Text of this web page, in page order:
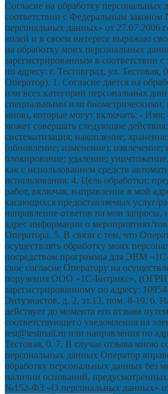
Согласие на обработку
соответствии с Федеральным
персональных данных» от 27.07.2006
волей и в своем интересе выражаю
на обработку моих персональных
зарегистрированным в соответствии
по адресу: г. Тестовград, ул. Тестовая,
Оператор). 1. Согласие дается на
или всех категорий персональных
специальными или биометрическими,
мною, которые могут включать: -
может совершать следующие действия:
систематизация; накопление;
(обновление, изменение); извлечение;
блокирование; удаление;
как с использованием средств
использования. 4. Цель обработки:
работ, включая, направление в мой
касающихся предоставляемых услуг/
направление ответов на мои запросы,
адрес информации о мероприятиях/
Оператора. 5. В связи с тем, что
осуществлять обработку моих
посредством программы для ЭВМ
свое согласие Оператору на
поручения ООО «1С-Битрикс», (ОГРН
зарегистрированному по адресу:
Энтузиастов, д. 2, эт.13, пом. 8-19. 6.
действует до момента его отзыва
соответствующего уведомления на
test@testmail.ru или направления по
Тестовая, 0. 7. В случае отзыва мною
персональных данных Оператор
обработку персональных данных без
наличии оснований,
№152-ФЗ «О персональных данных»